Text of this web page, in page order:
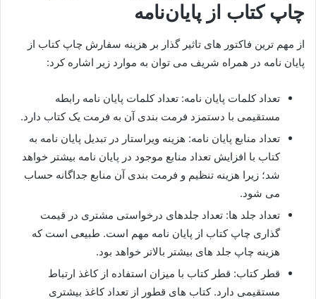
چاپ کتاب از پایان‌نامه
از مهم ترین فاکتور های تاثیر گذار بر هزینه سفارش چاپ کتاب از
پایان نامه در همراه شریف می توان به موارد زیر اشاره کرد:
تعداد کلمات پایان نامه: تعداد کلمات پایان نامه رابطه
مستقیمی با دستمزد فرمت بندی آن به فرمت یک کتاب دارد.
تعداد منابع پایان نامه: هزینه ویراستار در تبدیل پایان نامه به
کتاب با افزایش تعداد منابع موجود در پایان نامه بیشتر خواهد
شد؛ زیرا هزینه تنظیم و فرمت بندی آن منابع جداگانه حساب
می شود.
تعداد جلد ها: تعداد جلدهای درخواستی مشتری در قیمت
گذاری چاپ کتاب از پایان نامه مهم است. طبیعی است که
هزینه چاپ جلد های بیشتر بالاتر خواهد بود.
قطر کتاب: قطر کتاب با میزان استفاده از کاغذ ارتباط
مستقیمی دارد. کتاب های قطور از تعداد کاغذ بیشتری